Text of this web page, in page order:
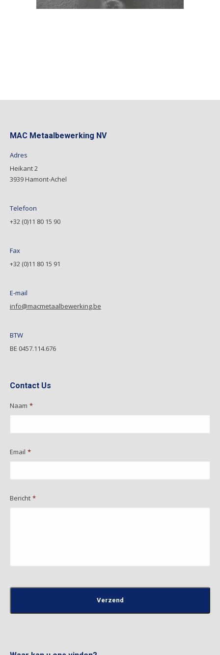
MAC Metaalbewerking NV
Adres
Heikant 2
3939 Hamont-Achel
Telefoon
+32 (0)11 80 15 90
Fax
+32 (0)11 80 15 91
E-mail
info@macmetaalbewerking.be
BTW
BE 0457.114.676
Contact Us
Naam *
Email *
Bericht *